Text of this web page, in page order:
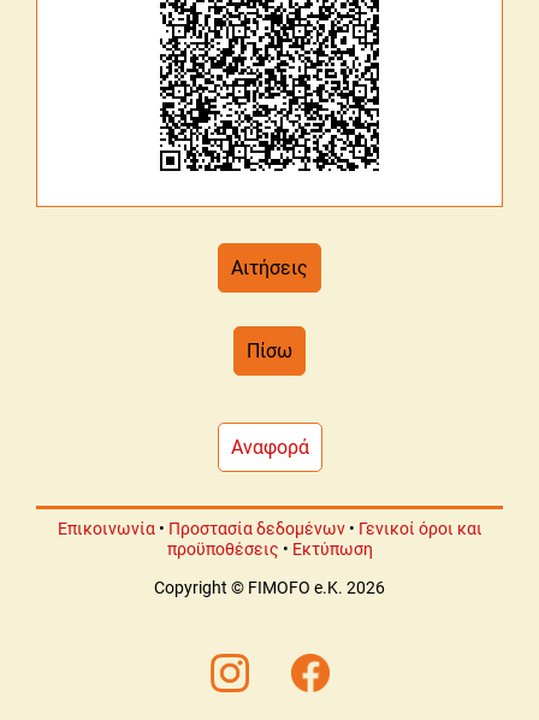
Αιτήσεις
Πίσω
Αναφορά
Επικοινωνία• Προστασία δεδομένων• Γενικοί όροι και
προϋποθέσεις • Εκτύπωση
Copyright © FIMOFO e.K. 2026